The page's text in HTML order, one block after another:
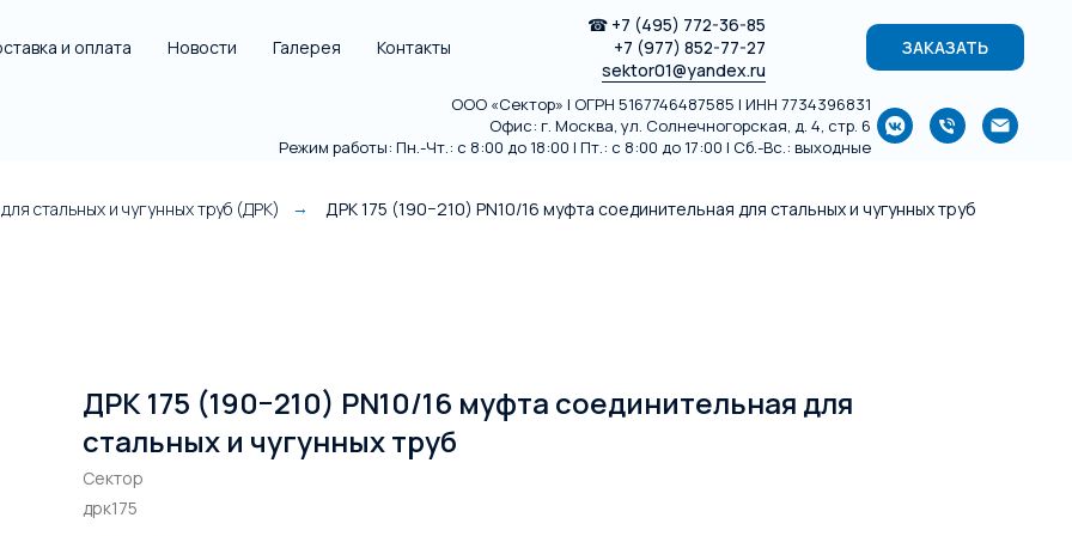
и оплата Новости Галерея Контакты
☎ +7 (495) 772-36-85
+7 (977) 852-77-27
sektor01@yandex.ru
ЗАКАЗАТЬ
ООО «Сектор» | ОГРН 5167746487585 | ИНН 7734396831
Офис: г. Москва, ул. Солнечногорская, д. 4, стр. 6
Режим работы: Пн.-Чт.: с 8:00 до 18:00 | Пт.: с 8:00 до 17:00 | Сб.-Вс.: выходные
стальных и чугунных труб (ДРК) → ДРК 175 (190−210) PN10/16 муфта соединительная для стальных и чугунных труб
ДРК 175 (190−210) PN10/16 муфта соединительная для
стальных и чугунных труб
Сектор
дрк175